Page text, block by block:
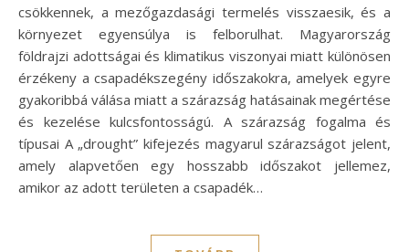
csökkennek, a mezőgazdasági termelés visszaesik, és a
környezet egyensúlya is felborulhat. Magyarország
földrajzi adottságai és klimatikus viszonyai miatt különösen
érzékeny a csapadékszegény időszakokra, amelyek egyre
gyakoribbá válása miatt a szárazság hatásainak megértése
és kezelése kulcsfontosságú. A szárazság fogalma és
típusai A „drought” kifejezés magyarul szárazságot jelent,
amely alapvetően egy hosszabb időszakot jellemez,
amikor az adott területen a csapadék…